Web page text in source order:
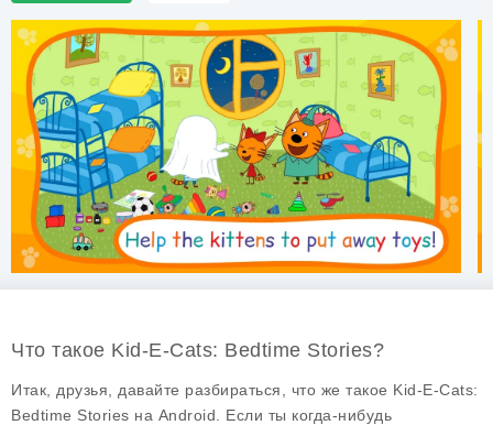
Что такое Kid-E-Cats: Bedtime Stories?
Итак, друзья, давайте разбираться, что же такое Kid-E-Cats:
Bedtime Stories на Android. Если ты когда-нибудь